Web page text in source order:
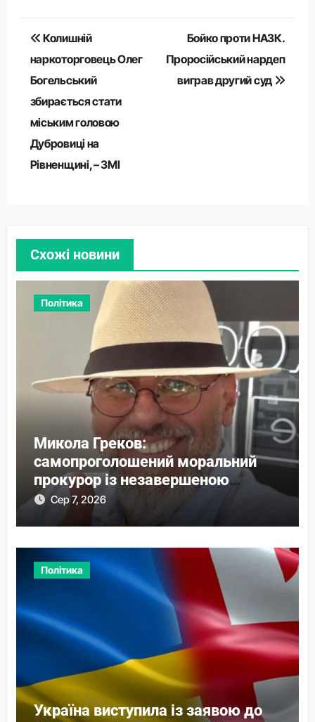
Навігація
записів
Колишній
наркоторговець Олег
Богельський
збирається стати
міським головою
Дубровиці на
Рівненщині, – ЗМІ
Бойко проти НАЗК.
Проросійський нардеп
виграв другий суд
Схожі новини
Політика
Микола Греков:
самопроголошений моральний
прокурор із незавершеною
власною справою
Сер 7, 2026
Політика
Україна виступила із заявою до